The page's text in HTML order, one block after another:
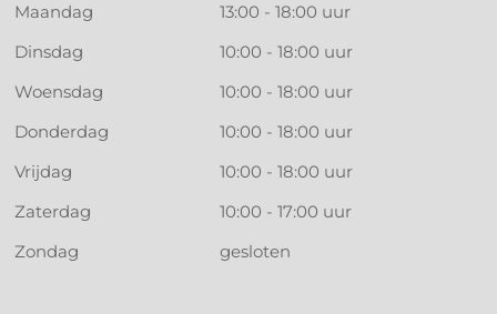
Maandag
13:00 - 18:00 uur
Dinsdag
10:00 - 18:00 uur
Woensdag
10:00 - 18:00 uur
Donderdag
10:00 - 18:00 uur
Vrijdag
10:00 - 18:00 uur
Zaterdag
10:00 - 17:00 uur
Zondag
gesloten